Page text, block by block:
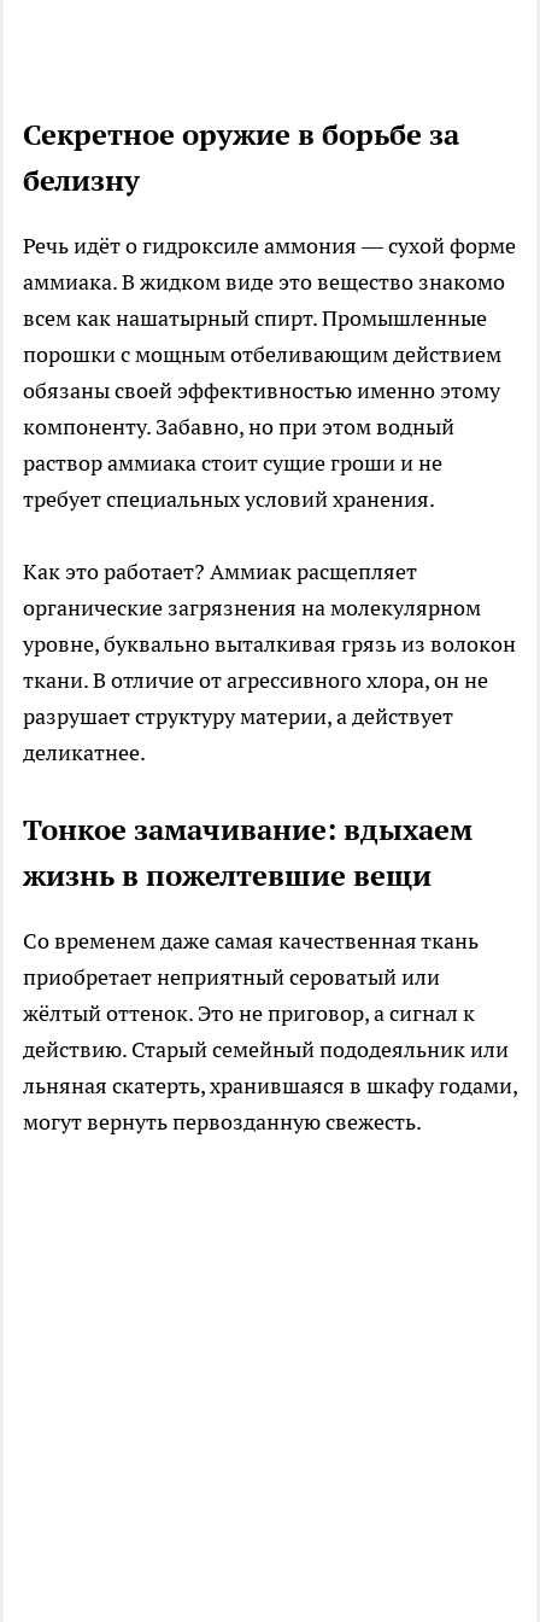
Секретное оружие в борьбе за
белизну
Речь идёт о гидроксиле аммония — сухой форме
аммиака. В жидком виде это вещество знакомо
всем как нашатырный спирт. Промышленные
порошки с мощным отбеливающим действием
обязаны своей эффективностью именно этому
компоненту. Забавно, но при этом водный
раствор аммиака стоит сущие гроши и не
требует специальных условий хранения.
Как это работает? Аммиак расщепляет
органические загрязнения на молекулярном
уровне, буквально выталкивая грязь из волокон
ткани. В отличие от агрессивного хлора, он не
разрушает структуру материи, а действует
деликатнее.
Тонкое замачивание: вдыхаем
жизнь в пожелтевшие вещи
Со временем даже самая качественная ткань
приобретает неприятный сероватый или
жёлтый оттенок. Это не приговор, а сигнал к
действию. Старый семейный пододеяльник или
льняная скатерть, хранившаяся в шкафу годами,
могут вернуть первозданную свежесть.